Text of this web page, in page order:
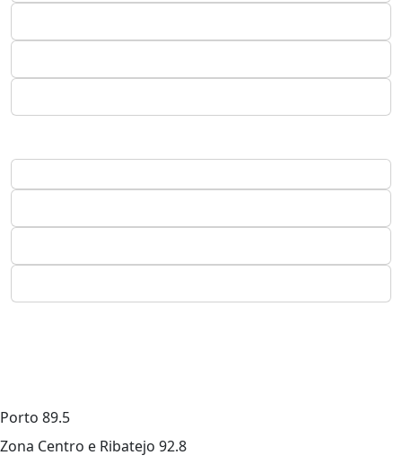
Porto 89.5
Zona Centro e Ribatejo 92.8